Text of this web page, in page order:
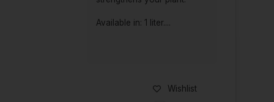
Available in: 1 liter....
Wishlist